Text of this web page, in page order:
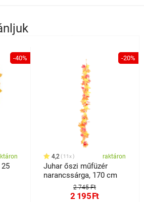
-40% -20%
4,2 11x raktáron
Juhar őszi műfüzér
narancssárga, 170 cm
2 745 Ft
2 195Ft